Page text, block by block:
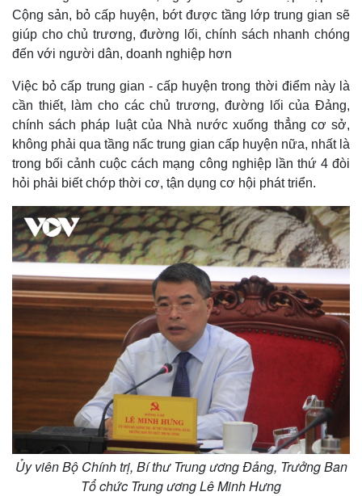
Doanh nghiệp
Thông tin doanh nghiệp
Doanh nghiệp 24h
Doanh nhân
Vì cộng đồng
Công nghệ
Sành điệu
Tin Công nghệ
Trải nghiệm
Chuyển đổi số
Cộng sản, bỏ cấp huyện, bớt được tầng lớp trung gian sẽ
giúp cho chủ trương, đường lối, chính sách nhanh chóng
đến với người dân, doanh nghiệp hơn
Việc bỏ cấp trung gian - cấp huyện trong thời điểm này là
cần thiết, làm cho các chủ trương, đường lối của Đảng,
chính sách pháp luật của Nhà nước xuống thẳng cơ sở,
không phải qua tầng nấc trung gian cấp huyện nữa, nhất là
trong bối cảnh cuộc cách mạng công nghiệp lần thứ 4 đòi
hỏi phải biết chớp thời cơ, tận dụng cơ hội phát triển.
Ủy viên Bộ Chính trị, Bí thư Trung ương Đảng, Trưởng Ban
Tổ chức Trung ương Lê Minh Hưng